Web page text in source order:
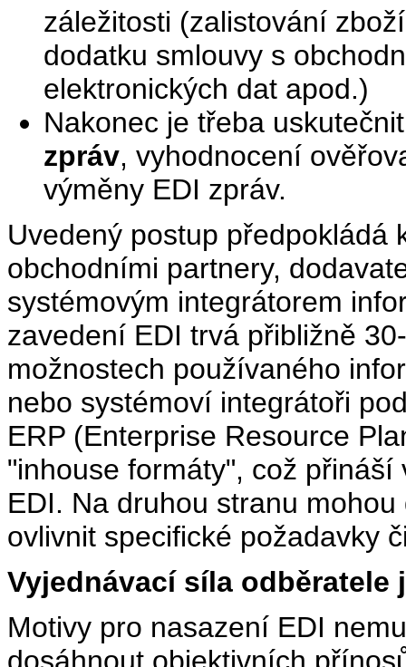
záležitosti (zalistování
dodatku smlouvy s
elektronických dat apod.)
Nakonec je třeba
zpráv, vyhodnocení
výměny EDI zpráv.
Uvedený postup předpokládá
obchodními partnery,
systémovým integrátorem
zavedení EDI trvá přibližně
možnostech používaného
nebo systémoví integrátoři
ERP (Enterprise Resource
"inhouse formáty", což
EDI. Na druhou stranu
ovlivnit specifické požadavky
Vyjednávací síla odběratele
Motivy pro nasazení EDI